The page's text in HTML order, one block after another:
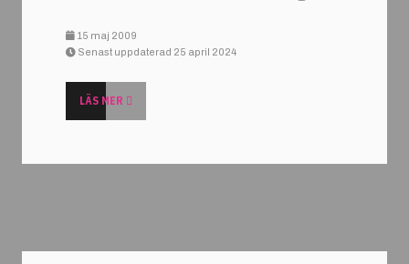
15 maj 2009
Senast uppdaterad 25 april 2024
LÄS MER